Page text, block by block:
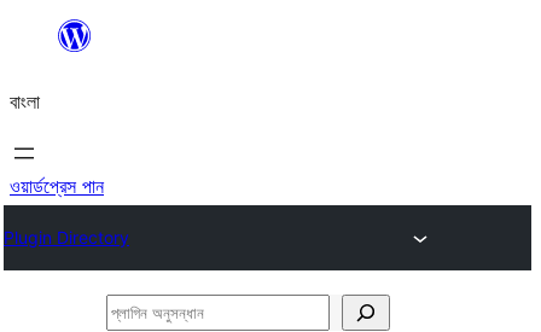
যান
বাংলা
ওয়ার্ডপ্রেস পান
Plugin Directory
প্লাগিন